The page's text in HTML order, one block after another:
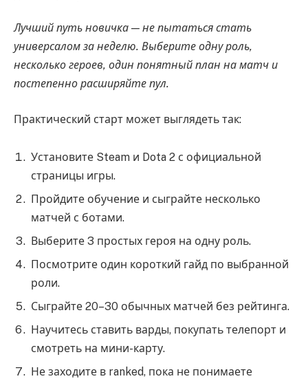
Лучший путь новичка — не пытаться стать
универсалом за неделю. Выберите одну роль,
несколько героев, один понятный план на матч и
постепенно расширяйте пул.
Практический старт может выглядеть так:
Установите Steam и Dota 2 с официальной
страницы игры.
Пройдите обучение и сыграйте несколько
матчей с ботами.
Выберите 3 простых героя на одну роль.
Посмотрите один короткий гайд по выбранной
роли.
Сыграйте 20–30 обычных матчей без рейтинга.
Научитесь ставить варды, покупать телепорт и
смотреть на мини-карту.
Не заходите в ranked, пока не понимаете